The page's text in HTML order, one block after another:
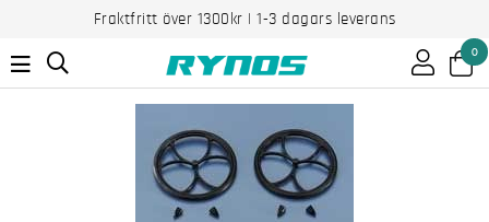
Fraktfritt över 1300kr | 1-3 dagars leverans
0